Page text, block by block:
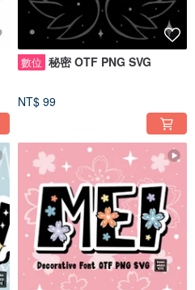
數位 秘密 OTF PNG SVG
NT$ 99